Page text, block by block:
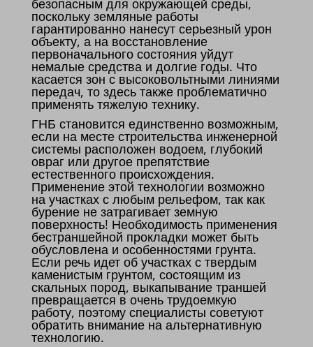
безопасным для окружающей среды,
поскольку земляные работы
гарантированно нанесут серьезный урон
объекту, а на восстановление
первоначального состояния уйдут
немалые средства и долгие годы. Что
касается зон с высоковольтными линиями
передач, то здесь также проблематично
применять тяжелую технику.
ГНБ становится единственно возможным,
если на месте строительства инженерной
системы расположен водоем, глубокий
овраг или другое препятствие
естественного происхождения.
Применение этой технологии возможно
на участках с любым рельефом, так как
бурение не затрагивает земную
поверхность! Необходимость применения
бестраншейной прокладки может быть
обусловлена и особенностями грунта.
Если речь идет об участках с твердым
каменистым грунтом, состоящим из
скальных пород, выкапывание траншей
превращается в очень трудоемкую
работу, поэтому специалисты советуют
обратить внимание на альтернативную
технологию.